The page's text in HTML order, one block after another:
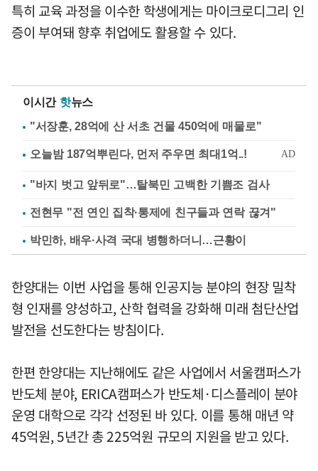
특히 교육 과정을 이수한 학생에게는 마이크로디그리 인
증이 부여돼 향후 취업에도 활용할 수 있다.
이시간 핫뉴스
"서장훈, 28억에 산 서초 건물 450억에 매물로"
"바지 벗고 앞뒤로"…탈북민 고백한 기쁨조 검사
전현무 "전 연인 집착·통제에 친구들과 연락 끊겨"
박민하, 배우·사격 국대 병행하더니…근황이
한양대는 이번 사업을 통해 인공지능 분야의 현장 밀착
형 인재를 양성하고, 산학 협력을 강화해 미래 첨단산업
발전을 선도한다는 방침이다.
한편 한양대는 지난해에도 같은 사업에서 서울캠퍼스가
반도체 분야, ERICA캠퍼스가 반도체·디스플레이 분야
운영 대학으로 각각 선정된 바 있다. 이를 통해 매년 약
45억원, 5년간 총 225억원 규모의 지원을 받고 있다.